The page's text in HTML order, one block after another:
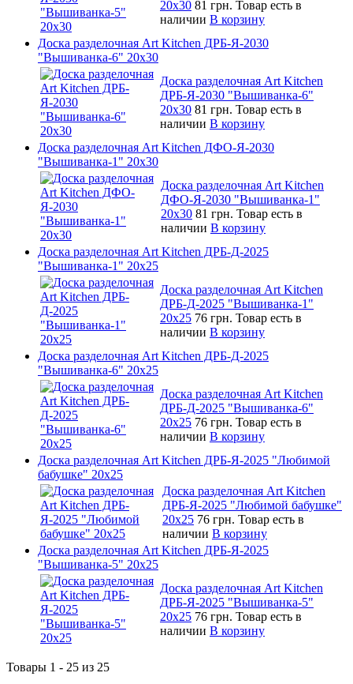
20х30 81 грн. Товар есть в
наличии В корзину
Доска разделочная Art Kitchen ДРБ-Я-2030
"Вышиванка-6" 20х30
Доска разделочная Art Kitchen
ДРБ-Я-2030 "Вышиванка-6"
20х30 81 грн. Товар есть в
наличии В корзину
Доска разделочная Art Kitchen ДФО-Я-2030
"Вышиванка-1" 20х30
Доска разделочная Art Kitchen
ДФО-Я-2030 "Вышиванка-1"
20х30 81 грн. Товар есть в
наличии В корзину
Доска разделочная Art Kitchen ДРБ-Д-2025
"Вышиванка-1" 20х25
Доска разделочная Art Kitchen
ДРБ-Д-2025 "Вышиванка-1"
20х25 76 грн. Товар есть в
наличии В корзину
Доска разделочная Art Kitchen ДРБ-Д-2025
"Вышиванка-6" 20х25
Доска разделочная Art Kitchen
ДРБ-Д-2025 "Вышиванка-6"
20х25 76 грн. Товар есть в
наличии В корзину
Доска разделочная Art Kitchen ДРБ-Я-2025 "Любимой
бабушке" 20х25
Доска разделочная Art Kitchen
ДРБ-Я-2025 "Любимой бабушке"
20х25 76 грн. Товар есть в
наличии В корзину
Доска разделочная Art Kitchen ДРБ-Я-2025
"Вышиванка-5" 20х25
Доска разделочная Art Kitchen
ДРБ-Я-2025 "Вышиванка-5"
20х25 76 грн. Товар есть в
наличии В корзину
Товары 1 - 25 из 25